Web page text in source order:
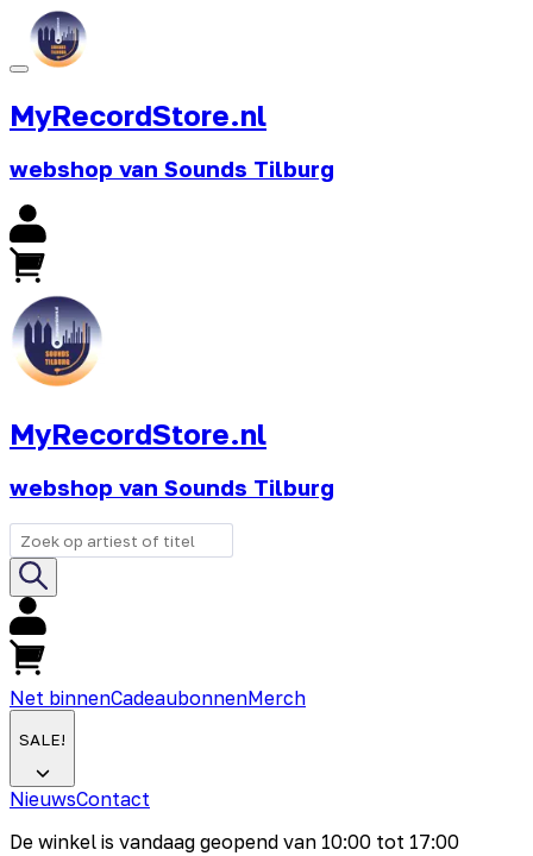
MyRecordStore.nl
webshop van Sounds Tilburg
MyRecordStore.nl
webshop van Sounds Tilburg
Net binnenCadeaubonnenMerch
SALE!
NieuwsContact
De winkel is vandaag geopend van 10:00 tot 17:00